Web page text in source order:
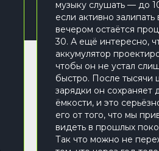
музыку слушать — до
если активно залипать
вечером остаётся
30. А ещё интересно,
аккумулятор
чтобы он не устал
быстро. После тысячи
зарядки он сохраняет
ёмкости, и это
его от того, что мы
видеть в прошлых
Так что можно не